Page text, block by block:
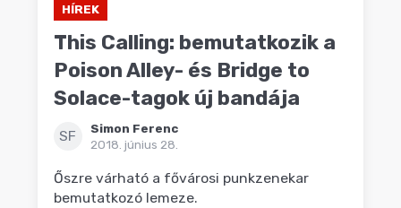
HÍREK
This Calling: bemutatkozik a
Poison Alley- és Bridge to
Solace-tagok új bandája
SF
Simon Ferenc
2018. június 28.
Őszre várható a fővárosi punkzenekar
bemutatkozó lemeze.